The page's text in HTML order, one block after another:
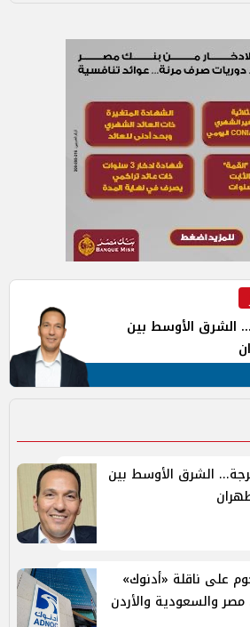
الشرق الأوسط بين
الشرق الأوسط بين
على ناقلة «أدنوك»
والسعودية والأردن